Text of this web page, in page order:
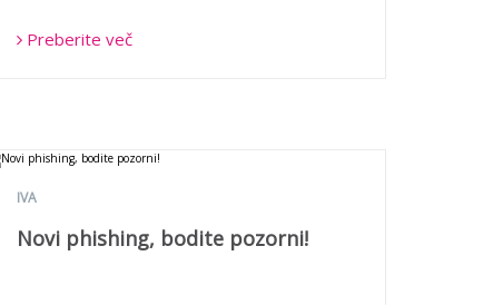
Preberite več
IVA
Novi phishing, bodite pozorni!